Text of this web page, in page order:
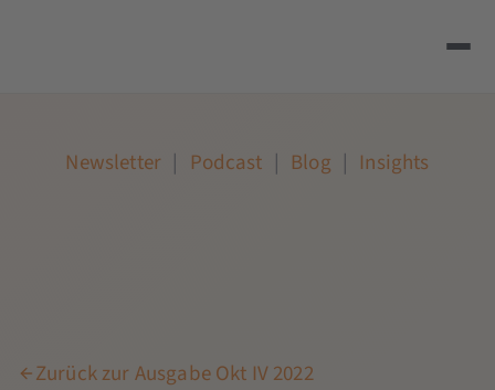
Newsletter | Podcast | Blog | Insights
Zurück zur Ausgabe Okt IV 2022